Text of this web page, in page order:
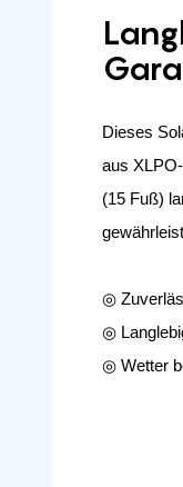
Dieses
aus
(15 Fuß)
◎
◎
◎ Wetter